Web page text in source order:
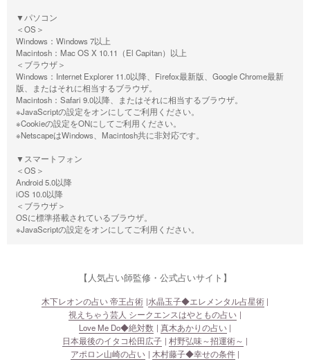
▼パソコン
＜OS＞
Windows：Windows 7以上
Macintosh：Mac OS X 10.11（El Capitan）以上
＜ブラウザ＞
Windows：Internet Explorer 11.0以降、Firefox最新版、Google Chrome最新
版、またはそれに相当するブラウザ。
Macintosh：Safari 9.0以降、またはそれに相当するブラウザ。
※JavaScriptの設定をオンにしてご利用ください。
※Cookieの設定をONにしてご利用ください。
※NetscapeはWindows、Macintosh共に非対応です。
▼スマートフォン
＜OS＞
Android 5.0以降
iOS 10.0以降
＜ブラウザ＞
OSに標準搭載されているブラウザ。
※JavaScriptの設定をオンにしてご利用ください。
【人気占い師監修・公式占いサイト】
木下レオンの占い 帝王占術 水晶玉子◆エレメンタル占星術
視えちゃう芸人 シークエンスはやともの占い
Love Me Do◆絶対数
真木あかりの占い
日本最後のイタコ松田広子
村野弘味～招運術～
アポロン山崎の占い
木村藤子◆幸せの条件